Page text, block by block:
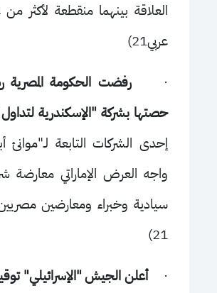
العلاقة بينهما منقطعة لأكثر
عربي21)
·رفضت الحكومة المصرية
حصتها بشركة "الإسكندرية
إحدى الشركات التابعة
واجه العرض الإماراتي
سيادية وخبراء ومعارضين
21)
·أعلن الجيش "الإسرائيلي"